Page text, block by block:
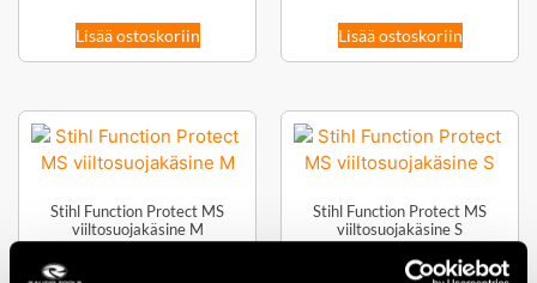
Lisää ostoskoriin Lisää ostoskoriin
Stihl Function Protect MS
viiltosuojakäsine M
Stihl Function Protect MS
viiltosuojakäsine S